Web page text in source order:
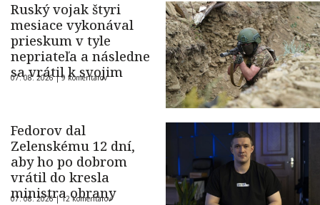
Ruský vojak štyri
mesiace vykonával
prieskum v tyle
nepriateľa a následne
sa vrátil k svojim
07. 08. 2026 |9 komentárov
Fedorov dal
Zelenskému 12 dní,
aby ho po dobrom
vrátil do kresla
ministra obrany
07. 08. 2026 |12 komentárov